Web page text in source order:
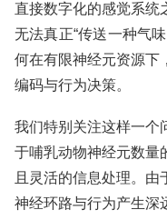
直接数字化的感觉系
无法真正“传送一种气
何在有限神经元资源下
编码与行为决策。
我们特别关注这样一个
于哺乳动物神经元数量
且灵活的信息处理。
神经环路与行为产生深